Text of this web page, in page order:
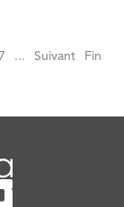
7 ... Suivant Fin